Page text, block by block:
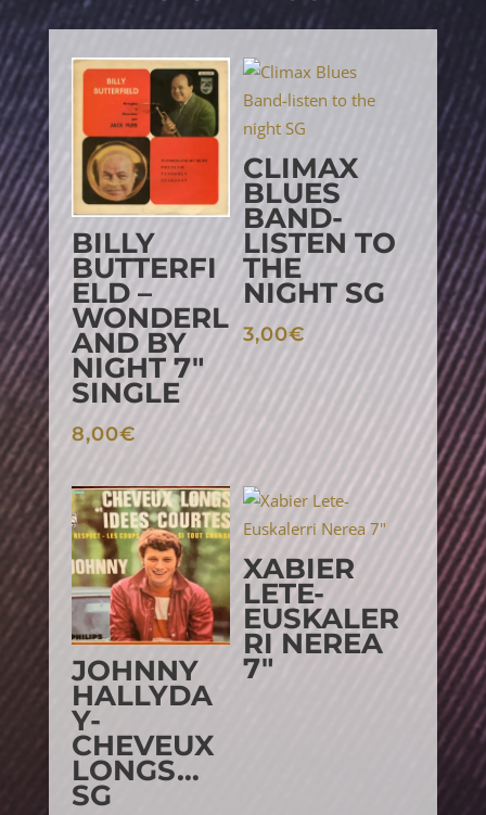
BILLY
BUTTERFI
ELD –
WONDERL
AND BY
NIGHT 7″
SINGLE
8,00€
CLIMAX
BLUES
BAND-
LISTEN TO
THE
NIGHT SG
3,00€
JOHNNY
HALLYDA
Y-
CHEVEUX
LONGS…
SG
XABIER
LETE-
EUSKALER
RI NEREA
7″